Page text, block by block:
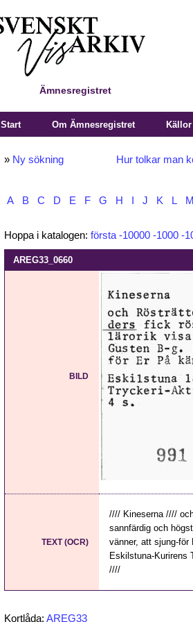
Ämnesregistret
Start Om Ämnesregistret Källor
» Ny sökning Hur tolkar man
A B C D E F G H J K L M
Hoppa i katalogen: första -10000 -1000 -
AREG33_0660
BILD
TEXT (OCR)
//// Kineserna ////
sannfärdig och
vänner, att sjung-
Eskilstuna-
////
Kortlåda: AREG33